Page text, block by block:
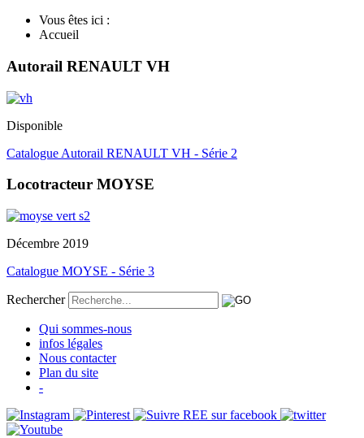
Vous êtes ici :
Accueil
Autorail RENAULT VH
Disponible
Catalogue Autorail RENAULT VH - Série 2
Locotracteur MOYSE
Décembre 2019
Catalogue MOYSE - Série 3
Rechercher
Qui sommes-nous
infos légales
Nous contacter
Plan du site
-